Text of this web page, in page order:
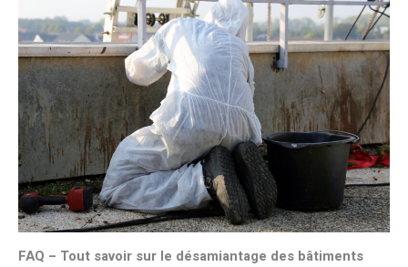
FAQ – Tout savoir sur le désamiantage des bâtiments